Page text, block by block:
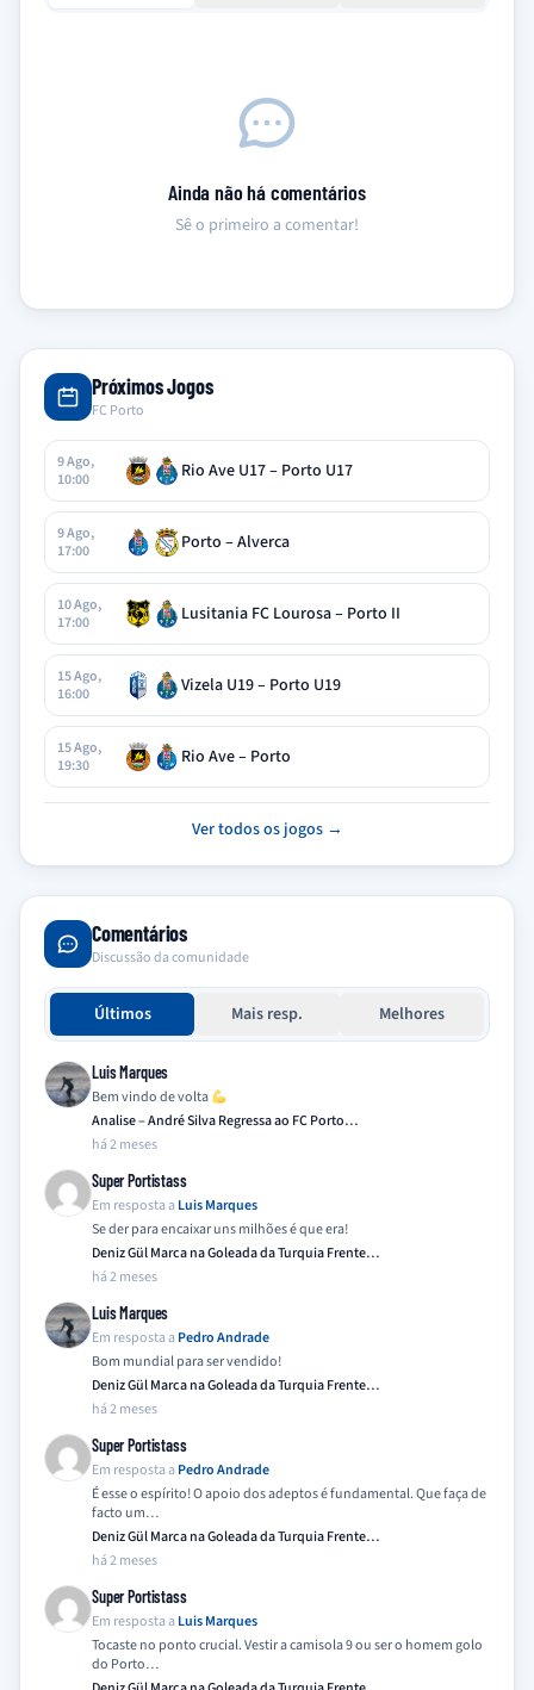
Ainda não há comentários
Sê o primeiro a comentar!
Próximos Jogos
FC Porto
9 Ago,
10:00
Rio Ave U17 – Porto U17
9 Ago,
17:00
Porto – Alverca
10 Ago,
17:00
Lusitania FC Lourosa – Porto II
15 Ago,
16:00
Vizela U19 – Porto U19
15 Ago,
19:30
Rio Ave – Porto
Ver todos os jogos →
Comentários
Discussão da comunidade
Últimos Mais resp. Melhores
Luis Marques
Bem vindo de volta
Analise – André Silva Regressa ao FC Porto…
há 2 meses
Super Portistass
Em resposta a Luis Marques
Se der para encaixar uns milhões é que era!
Deniz Gül Marca na Goleada da Turquia Frente…
há 2 meses
Luis Marques
Em resposta a Pedro Andrade
Bom mundial para ser vendido!
Deniz Gül Marca na Goleada da Turquia Frente…
há 2 meses
Super Portistass
Em resposta a Pedro Andrade
É esse o espírito! O apoio dos adeptos é fundamental. Que faça de
facto um…
Deniz Gül Marca na Goleada da Turquia Frente…
há 2 meses
Super Portistass
Em resposta a Luis Marques
Tocaste no ponto crucial. Vestir a camisola 9 ou ser o homem golo
do Porto…